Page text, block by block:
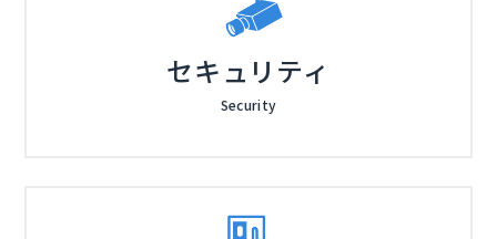
セキュリティ
Security